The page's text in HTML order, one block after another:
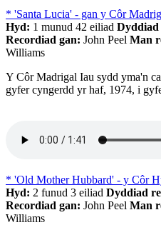
* 'Santa Lucia' - gan y Côr
Hyd: 1 munud 42 eiliad Dyddiad
Recordiad gan: John Peel Man
Williams
Y Côr Madrigal Iau sydd yma'n
gyfer cyngerdd yr haf, 1974, i
* 'Old Mother Hubbard' - y Côr
Hyd: 2 funud 3 eiliad Dyddiad
Recordiad gan: John Peel Man
Williams